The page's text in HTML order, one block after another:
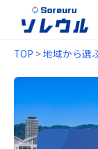
TOP >地域から選